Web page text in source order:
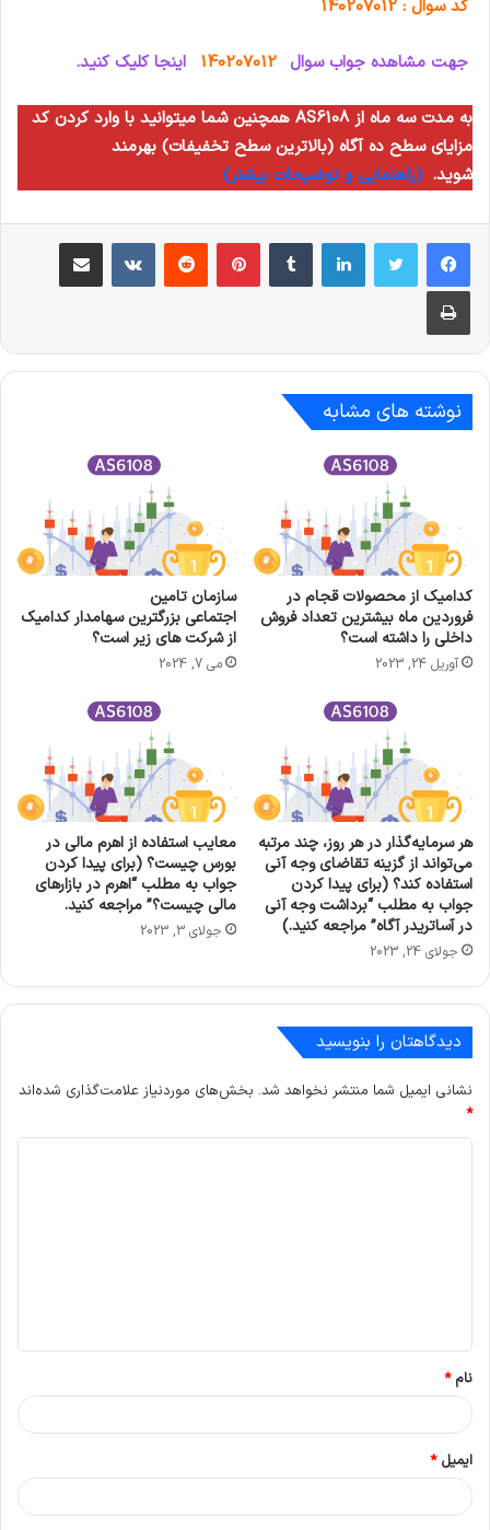
کد سوال : 140207012
جهت مشاهده جواب سوال 140207012 اینجا کلیک کنید.
همچنین شما میتوانید با وارد کردن کد AS6108 به مدت سه ماه از
مزایای سطح ده آگاه (بالاترین سطح تخفیفات) بهرمند
شوید. (راهنمایی و توضیحات بیشتر)
لینکدین ‫تامبلر ‫پین‌ترست‫رددیت ‫VKontakteاشتراک گذاری از طریق ایمیل
چاپ
نوشته های مشابه
کدامیک از محصولات قجام در
فروردین ماه بیشترین تعداد فروش
داخلی را داشته است؟
آوریل 24, 2023
سازمان تامین
اجتماعی بزرگترین سهامدار کدامیک
از شرکت های زیر است؟
می 7, 2024
هر سرمایه‌گذار در هر روز، چند مرتبه
می‌تواند از گزینه تقاضای وجه آنی
استفاده کند؟ (برای پیدا کردن
جواب به مطلب “برداشت وجه آنی
در آساتریدر آگاه” مراجعه کنید.)
جولای 24, 2023
معایب استفاده از اهرم مالی در
بورس چیست؟ (برای پیدا کردن
جواب به مطلب “اهرم در بازارهای
مالی چیست؟” مراجعه کنید.
جولای 3, 2023
دیدگاهتان را بنویسید
نشانی ایمیل شما منتشر نخواهد شد. بخش‌های موردنیاز علامت‌گذاری شده‌اند
*
*
نام*
ایمیل*